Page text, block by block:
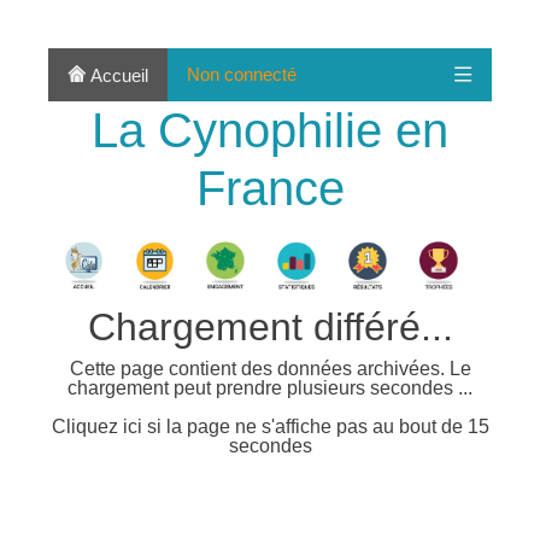
Accueil Non connecté
La Cynophilie en
France
Chargement différé...
Cette page contient des données archivées. Le
chargement peut prendre plusieurs secondes ...
Cliquez ici si la page ne s'affiche pas au bout de 15
secondes